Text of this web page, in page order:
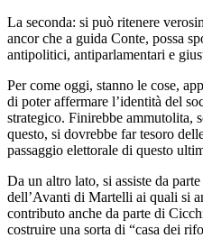
La seconda: si può ritenere
ancor che a guida Conte, possa
antipolitici, antiparlamentari e
Per come oggi, stanno le cose,
di poter affermare l’identità del
strategico. Finirebbe ammutolita,
questo, si dovrebbe far tesoro
passaggio elettorale di questo
Da un altro lato, si assiste da
dell’Avanti di Martelli ai quali si
contributo anche da parte di
costruire una sorta di “casa dei